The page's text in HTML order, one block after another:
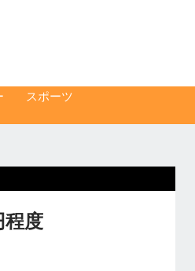
スポーツ
程度